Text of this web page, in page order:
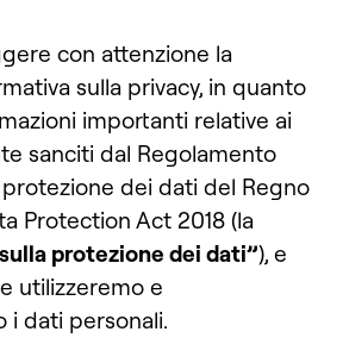
con attenzione la
sulla privacy, in quanto
importanti relative ai
sanciti dal Regolamento
dei dati del Regno
Protection Act 2018 (la
protezione dei dati”), e
utilizzeremo e
dati personali.